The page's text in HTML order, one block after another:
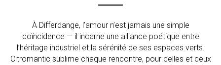
À Differdange, l’amour n’est jamais une simple
coïncidence — il incarne une alliance poétique entre
l’héritage industriel et la sérénité de ses espaces verts.
Citromantic sublime chaque rencontre, pour celles et ceux